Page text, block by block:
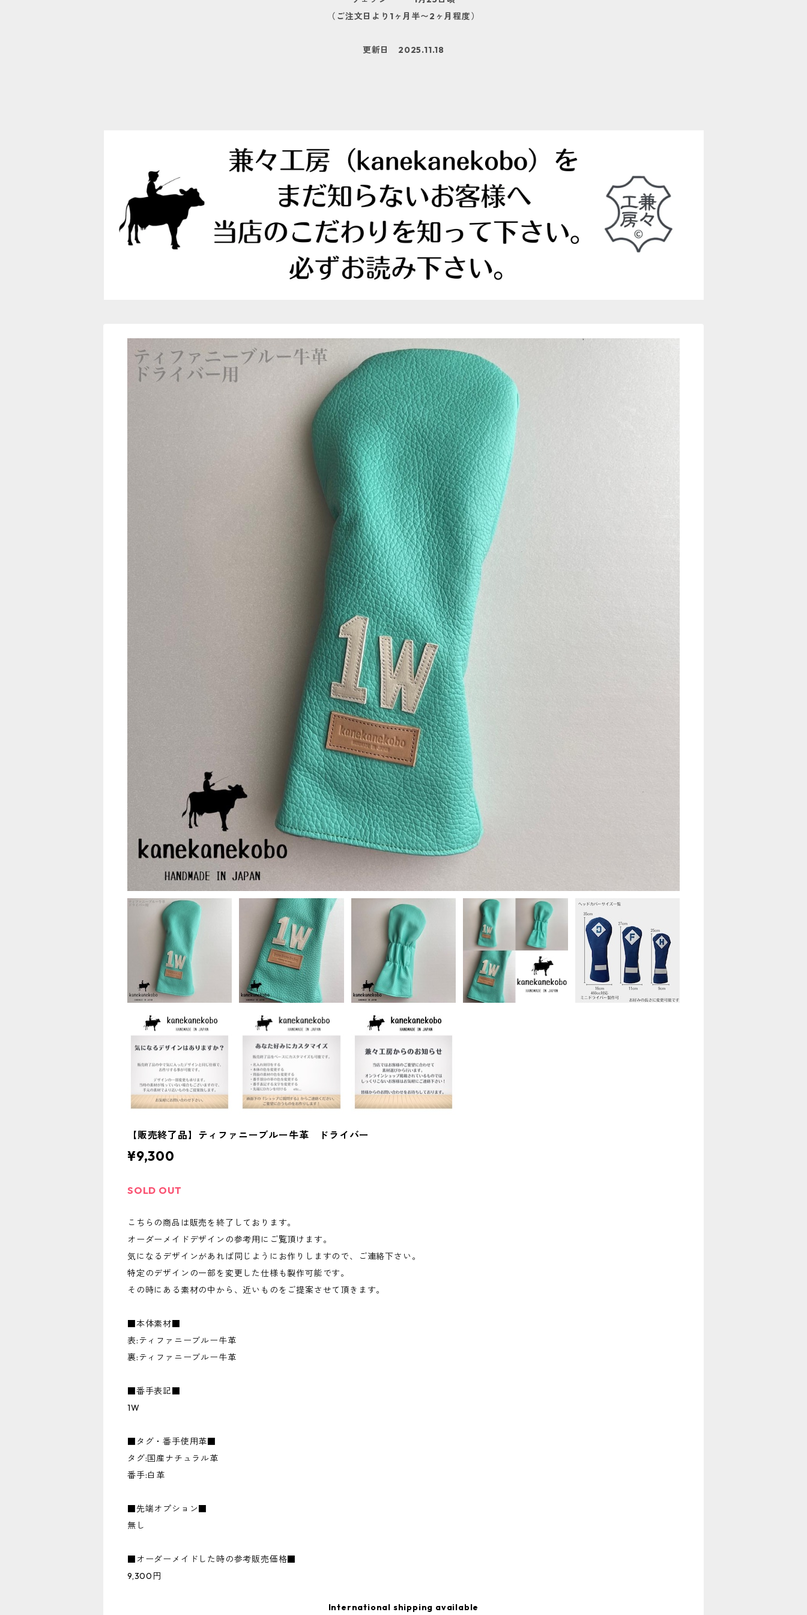
（ご注文日より1ヶ月半〜2ヶ月程度）
更新日 2025.11.18
【販売終了品】ティファニーブルー牛革 ドライバー
¥9,300
SOLD OUT
こちらの商品は販売を終了しております。
オーダーメイドデザインの参考用にご覧頂けます。
気になるデザインがあれば同じようにお作りしますので、ご連絡下さい。
特定のデザインの一部を変更した仕様も製作可能です。
その時にある素材の中から、近いものをご提案させて頂きます。
■本体素材■
表:ティファニーブルー牛革
裏:ティファニーブルー牛革
■番手表記■
1W
■タグ・番手使用革■
タグ:国産ナチュラル革
番手:白革
■先端オプション■
無し
■オーダーメイドした時の参考販売価格■
9,300円
International shipping available